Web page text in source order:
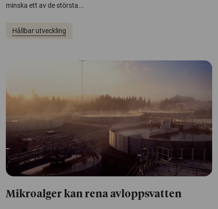
minska ett av de största...
Hållbar utveckling
Mikroalger kan rena avloppsvatten